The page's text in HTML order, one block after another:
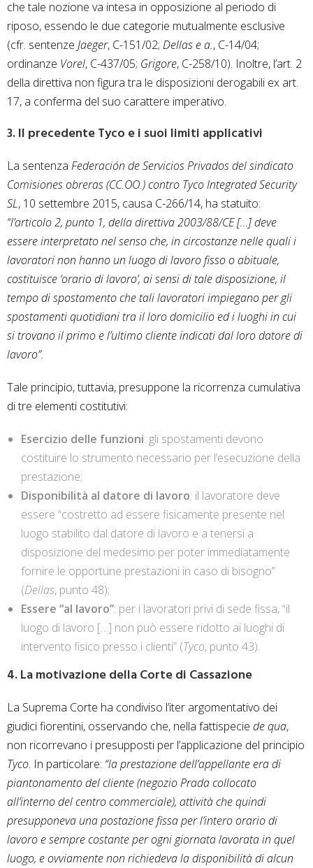
che tale nozione va intesa in opposizione al periodo di
riposo, essendo le due categorie mutualmente esclusive
(cfr. sentenze Jaeger, C-151/02; Dellas e a., C-14/04;
ordinanze Vorel, C-437/05; Grigore, C-258/10). Inoltre, l’art. 2
della direttiva non figura tra le disposizioni derogabili ex art.
17, a conferma del suo carattere imperativo.
3. Il precedente Tyco e i suoi limiti applicativi
La sentenza Federación de Servicios Privados del sindicato
Comisiones obreras (CC.OO.) contro Tyco Integrated Security
SL, 10 settembre 2015, causa C-266/14, ha statuito:
“l’articolo 2, punto 1, della direttiva 2003/88/CE […] deve
essere interpretato nel senso che, in circostanze nelle quali i
lavoratori non hanno un luogo di lavoro fisso o abituale,
costituisce ‘orario di lavoro’, ai sensi di tale disposizione, il
tempo di spostamento che tali lavoratori impiegano per gli
spostamenti quotidiani tra il loro domicilio ed i luoghi in cui
si trovano il primo e l’ultimo cliente indicati dal loro datore di
lavoro”.
Tale principio, tuttavia, presuppone la ricorrenza cumulativa
di tre elementi costitutivi:
Esercizio delle funzioni: gli spostamenti devono
costituire lo strumento necessario per l’esecuzione della
prestazione;
Disponibilità al datore di lavoro: il lavoratore deve
essere “costretto ad essere fisicamente presente nel
luogo stabilito dal datore di lavoro e a tenersi a
disposizione del medesimo per poter immediatamente
fornire le opportune prestazioni in caso di bisogno”
(Dellas, punto 48);
Essere “al lavoro”: per i lavoratori privi di sede fissa, “il
luogo di lavoro […] non può essere ridotto ai luoghi di
intervento fisico presso i clienti” (Tyco, punto 43).
4. La motivazione della Corte di Cassazione
La Suprema Corte ha condiviso l’iter argomentativo dei
giudici fiorentini, osservando che, nella fattispecie de qua,
non ricorrevano i presupposti per l’applicazione del principio
Tyco. In particolare: “la prestazione dell’appellante era di
piantonamento del cliente (negozio Prada collocato
all’interno del centro commerciale), attività che quindi
presupponeva una postazione fissa per l’intero orario di
lavoro e sempre costante per ogni giornata lavorata in quel
luogo, e ovviamente non richiedeva la disponibilità di alcun